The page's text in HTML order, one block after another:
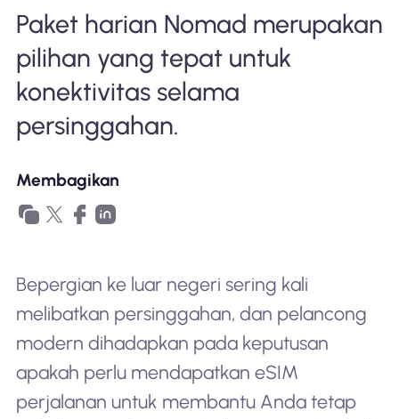
Paket harian Nomad merupakan
pilihan yang tepat untuk
konektivitas selama
persinggahan.
Membagikan
Bepergian ke luar negeri sering kali
melibatkan persinggahan, dan pelancong
modern dihadapkan pada keputusan
apakah perlu mendapatkan eSIM
perjalanan untuk membantu Anda tetap